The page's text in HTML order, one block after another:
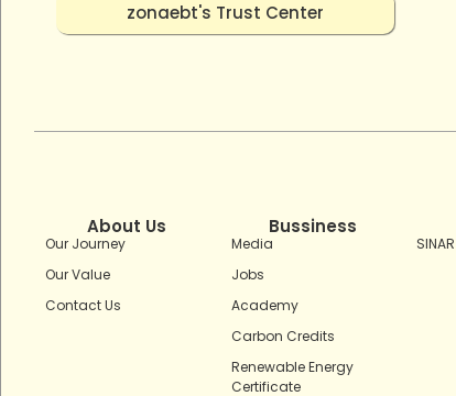
zonaebt's Trust Center
About Us
Our Journey
Our Value
Contact Us
Bussiness
Media
Jobs
Academy
Carbon Credits
Renewable Energy
Certificate
SINAR